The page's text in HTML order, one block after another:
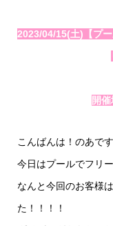
2023/04/15(土)【プ
開
こんばんは！のあです
今日はプールでフリ
なんと今回のお客様
た！！！！